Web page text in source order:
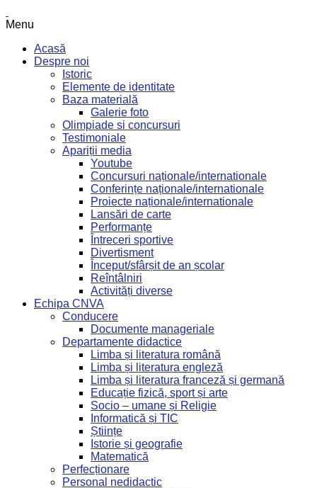
Menu
Acasă
Despre noi
Istoric
Elemente de identitate
Baza materială
Galerie foto
Olimpiade si concursuri
Testimoniale
Apariții media
Youtube
Concursuri naționale/internationale
Conferințe naționale/internationale
Proiecte naționale/internationale
Lansări de carte
Performanțe
Întreceri sportive
Divertisment
Început/sfârșit de an școlar
Reîntâlniri
Activități diverse
Echipa CNVA
Conducere
Documente manageriale
Departamente didactice
Limba și literatura română
Limba și literatura engleză
Limba și literatura franceză și germană
Educație fizică, sport și arte
Socio – umane și Religie
Informatică și TIC
Științe
Istorie și geografie
Matematică
Perfecționare
Personal nedidactic